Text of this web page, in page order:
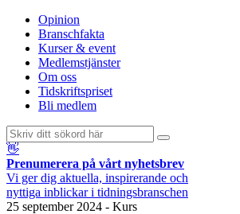
Opinion
Branschfakta
Kurser & event
Medlemstjänster
Om oss
Tidskriftspriset
Bli medlem
👋
Prenumerera på vårt nyhetsbrev
Vi ger dig aktuella, inspirerande och
nyttiga inblickar i tidningsbranschen
25 september 2024 - Kurs